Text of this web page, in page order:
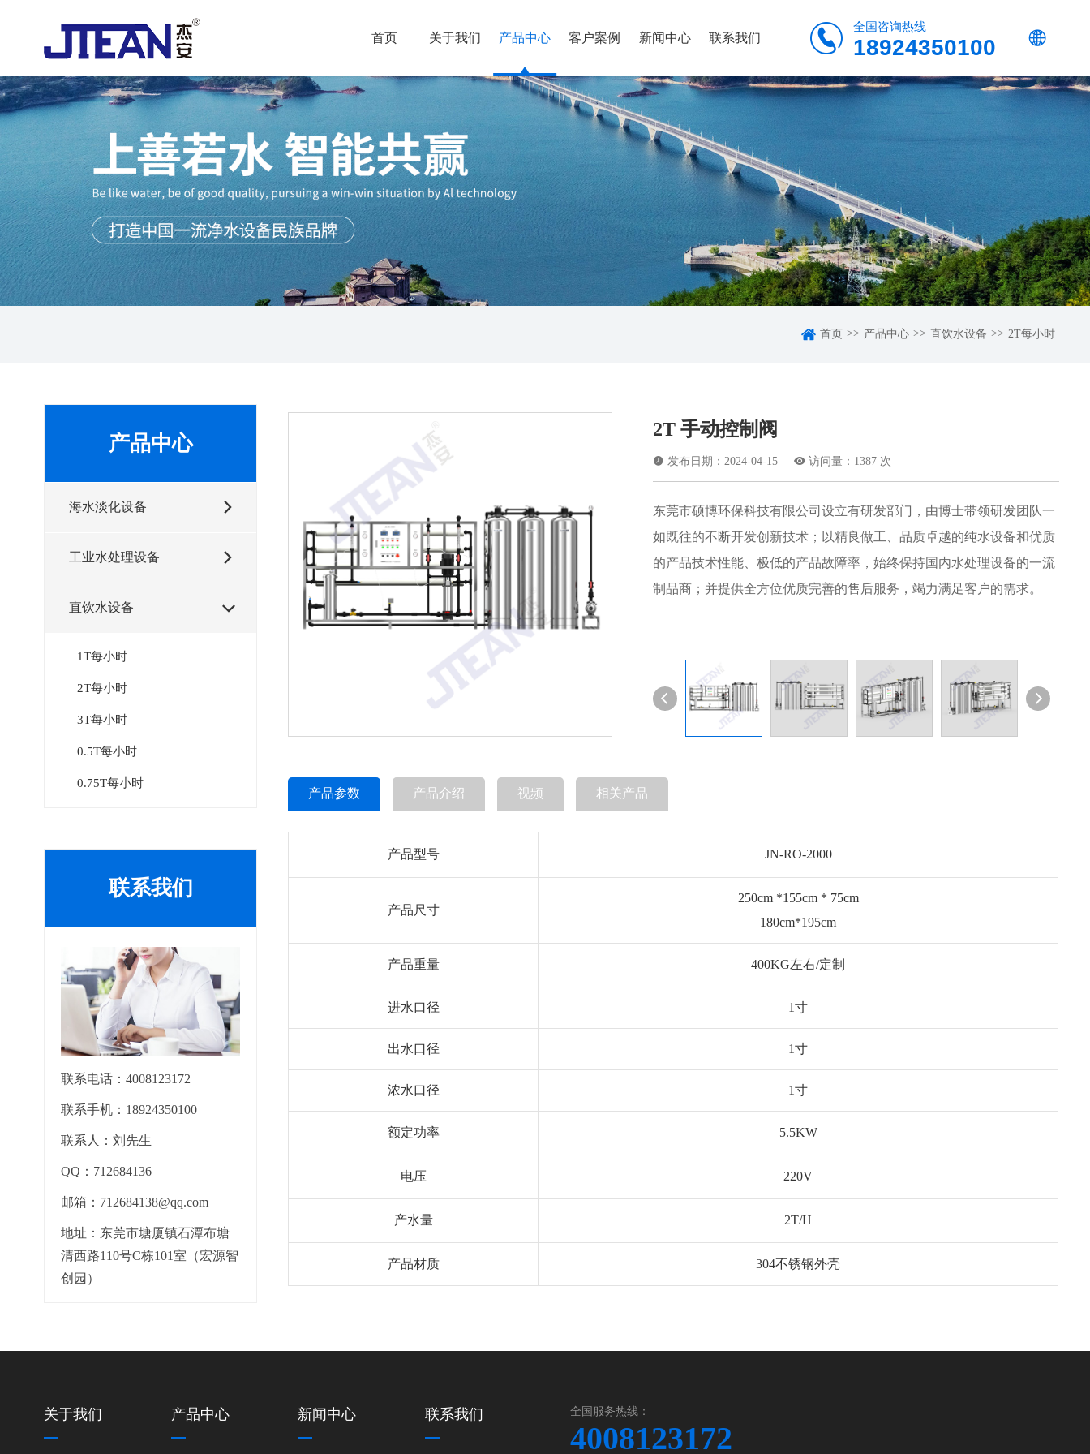
首页 关于我们 产品中心 客户案例 新闻中心 联系我们  全国咨询热线
18924350100 
 首页 >> 产品中心 >> 直饮水设备 >> 2T每小时
产品中心
海水淡化设备 
工业水处理设备 
直饮水设备 
1T每小时
2T每小时
3T每小时
0.5T每小时
0.75T每小时
联系我们
联系电话：4008123172
联系手机：18924350100
联系人：刘先生
QQ：712684136
邮箱：712684138@qq.com
地址：东莞市塘厦镇石潭布塘
清西路110号C栋101室（宏源智
创园）
2T 手动控制阀
 发布日期：2024-04-15 访问量：1387 次
东莞市硕博环保科技有限公司设立有研发部门，由博士带领研发团队一
如既往的不断开发创新技术；以精良做工、品质卓越的纯水设备和优质
的产品技术性能、极低的产品故障率，始终保持国内水处理设备的一流
制品商；并提供全方位优质完善的售后服务，竭力满足客户的需求。
产品参数 产品介绍 视频 相关产品
产品型号 JN-RO-2000
产品尺寸
250cm *155cm * 75cm
180cm*195cm
产品重量 400KG左右/定制
进水口径 1寸
出水口径 1寸
浓水口径 1寸
额定功率 5.5KW
电压 220V
产水量 2T/H
产品材质 304不锈钢外壳
关于我们 产品中心 新闻中心 联系我们 全国服务热线：
4008123172